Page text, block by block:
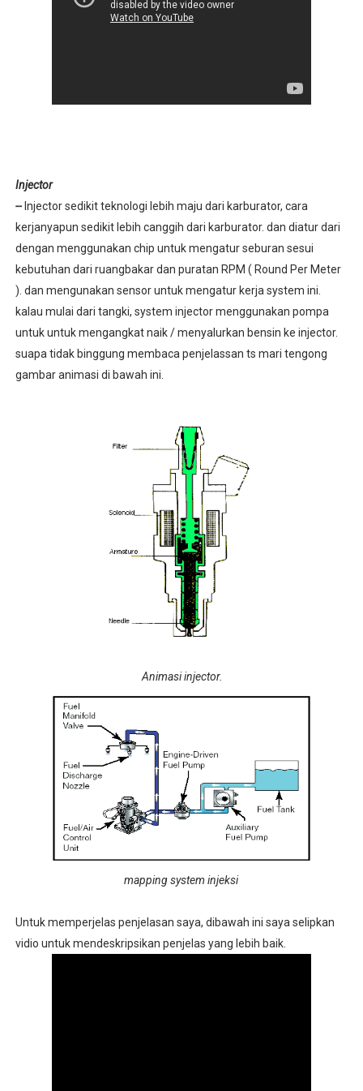
Injector
--Injector sedikit teknologi lebih maju dari karburator, cara
kerjanyapun sedikit lebih canggih dari karburator. dan diatur dari
dengan menggunakan chip untuk mengatur seburan sesui
kebutuhan dari ruangbakar dan puratan RPM ( Round Per Meter
). dan mengunakan sensor untuk mengatur kerja system ini.
kalau mulai dari tangki, system injector menggunakan pompa
untuk untuk mengangkat naik / menyalurkan bensin ke injector.
suapa tidak binggung membaca penjelassan ts mari tengong
gambar animasi di bawah ini.
Animasi injector.
mapping system injeksi
Untuk memperjelas penjelasan saya, dibawah ini saya selipkan
vidio untuk mendeskripsikan penjelas yang lebih baik.